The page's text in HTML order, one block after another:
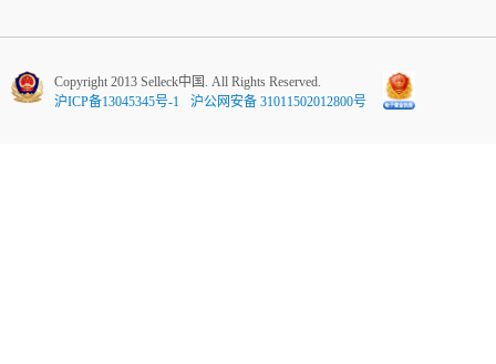
Copyright 2013 Selleck中国. All Rights Reserved.
沪ICP备13045345号-1
沪公网安备 31011502012800号